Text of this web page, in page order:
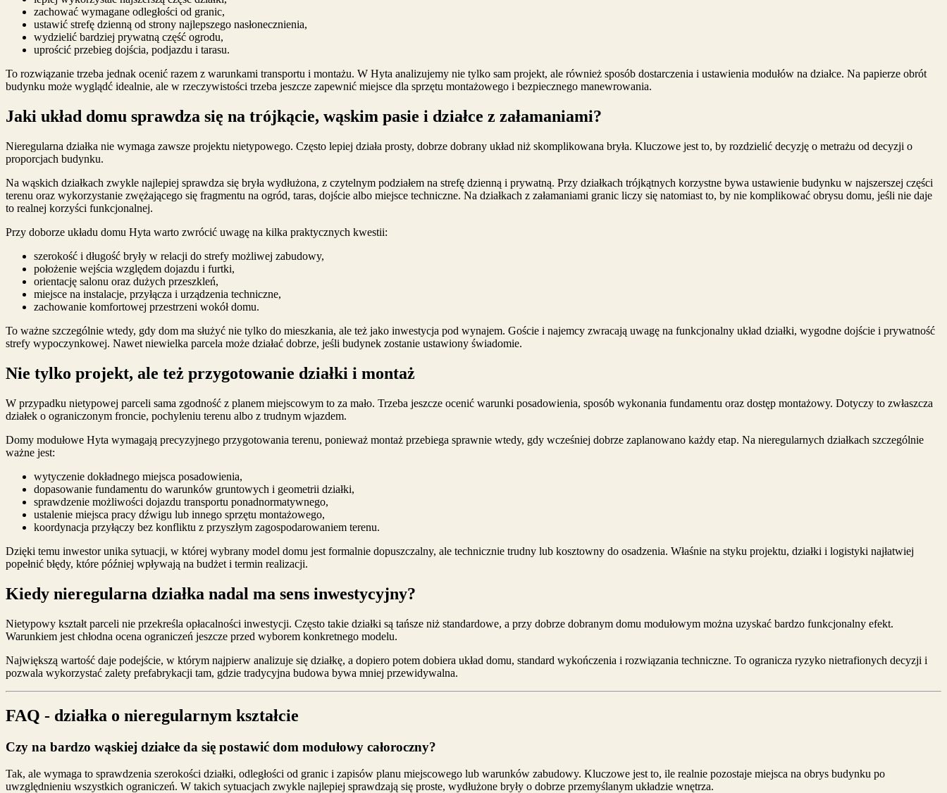
zachować wymagane odległości od granic,
ustawić strefę dzienną od strony najlepszego nasłonecznienia,
wydzielić bardziej prywatną część ogrodu,
uprościć przebieg dojścia, podjazdu i tarasu.
To rozwiązanie trzeba jednak ocenić razem z warunkami transportu i montażu. W Hyta analizujemy nie tylko sam projekt, ale również sposób dostarczenia i ustawienia modułów na działce. Na papierze obrót
budynku może wyglądć idealnie, ale w rzeczywistości trzeba jeszcze zapewnić miejsce dla sprzętu montażowego i bezpiecznego manewrowania.
Jaki układ domu sprawdza się na trójkącie, wąskim pasie i działce z załamaniami?
Nieregularna działka nie wymaga zawsze projektu nietypowego. Często lepiej działa prosty, dobrze dobrany układ niż skomplikowana bryła. Kluczowe jest to, by rozdzielić decyzję o metrażu od decyzji o
proporcjach budynku.
Na wąskich działkach zwykle najlepiej sprawdza się bryła wydłużona, z czytelnym podziałem na strefę dzienną i prywatną. Przy działkach trójkątnych korzystne bywa ustawienie budynku w najszerszej części
terenu oraz wykorzystanie zwężającego się fragmentu na ogród, taras, dojście albo miejsce techniczne. Na działkach z załamaniami granic liczy się natomiast to, by nie komplikować obrysu domu, jeśli nie daje
to realnej korzyści funkcjonalnej.
Przy doborze układu domu Hyta warto zwrócić uwagę na kilka praktycznych kwestii:
szerokość i długość bryły w relacji do strefy możliwej zabudowy,
położenie wejścia względem dojazdu i furtki,
orientację salonu oraz dużych przeszkleń,
miejsce na instalacje, przyłącza i urządzenia techniczne,
zachowanie komfortowej przestrzeni wokół domu.
To ważne szczególnie wtedy, gdy dom ma służyć nie tylko do mieszkania, ale też jako inwestycja pod wynajem. Goście i najemcy zwracają uwagę na funkcjonalny układ działki, wygodne dojście i prywatność
strefy wypoczynkowej. Nawet niewielka parcela może działać dobrze, jeśli budynek zostanie ustawiony świadomie.
Nie tylko projekt, ale też przygotowanie działki i montaż
W przypadku nietypowej parceli sama zgodność z planem miejscowym to za mało. Trzeba jeszcze ocenić warunki posadowienia, sposób wykonania fundamentu oraz dostęp montażowy. Dotyczy to zwłaszcza
działek o ograniczonym froncie, pochyleniu terenu albo z trudnym wjazdem.
Domy modułowe Hyta wymagają precyzyjnego przygotowania terenu, ponieważ montaż przebiega sprawnie wtedy, gdy wcześniej dobrze zaplanowano każdy etap. Na nieregularnych działkach szczególnie
ważne jest:
wytyczenie dokładnego miejsca posadowienia,
dopasowanie fundamentu do warunków gruntowych i geometrii działki,
sprawdzenie możliwości dojazdu transportu ponadnormatywnego,
ustalenie miejsca pracy dźwigu lub innego sprzętu montażowego,
koordynacja przyłączy bez konfliktu z przyszłym zagospodarowaniem terenu.
Dzięki temu inwestor unika sytuacji, w której wybrany model domu jest formalnie dopuszczalny, ale technicznie trudny lub kosztowny do osadzenia. Właśnie na styku projektu, działki i logistyki najłatwiej
popełnić błędy, które później wpływają na budżet i termin realizacji.
Kiedy nieregularna działka nadal ma sens inwestycyjny?
Nietypowy kształt parceli nie przekreśla opłacalności inwestycji. Często takie działki są tańsze niż standardowe, a przy dobrze dobranym domu modułowym można uzyskać bardzo funkcjonalny efekt.
Warunkiem jest chłodna ocena ograniczeń jeszcze przed wyborem konkretnego modelu.
Największą wartość daje podejście, w którym najpierw analizuje się działkę, a dopiero potem dobiera układ domu, standard wykończenia i rozwiązania techniczne. To ogranicza ryzyko nietrafionych decyzji i
pozwala wykorzystać zalety prefabrykacji tam, gdzie tradycyjna budowa bywa mniej przewidywalna.
FAQ - działka o nieregularnym kształcie
Czy na bardzo wąskiej działce da się postawić dom modułowy całoroczny?
Tak, ale wymaga to sprawdzenia szerokości działki, odległości od granic i zapisów planu miejscowego lub warunków zabudowy. Kluczowe jest to, ile realnie pozostaje miejsca na obrys budynku po
uwzględnieniu wszystkich ograniczeń. W takich sytuacjach zwykle najlepiej sprawdzają się proste, wydłużone bryły o dobrze przemyślanym układzie wnętrza.